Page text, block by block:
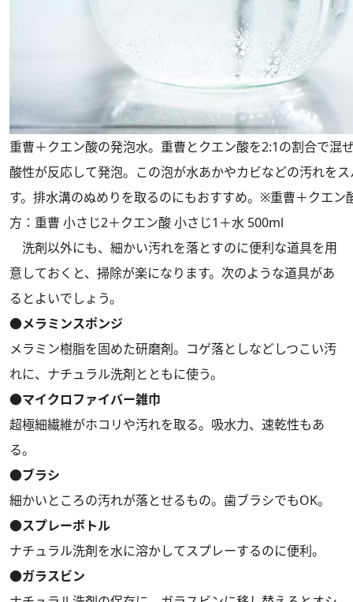
重曹＋クエン酸の発泡水。重曹とクエン酸を2:1の割合で混
酸性が反応して発泡。この泡が水あかやカビなどの汚れを
す。排水溝のぬめりを取るのにもおすすめ。※重曹＋クエン
方：重曹 小さじ2＋クエン酸 小さじ1＋水 500ml
洗剤以外にも、細かい汚れを落とすのに便利な道具を用
意しておくと、掃除が楽になります。次のような道具があ
るとよいでしょう。
●メラミンスポンジ
メラミン樹脂を固めた研磨剤。コゲ落としなどしつこい汚
れに、ナチュラル洗剤とともに使う。
●マイクロファイバー雑巾
超極細繊維がホコリや汚れを取る。吸水力、速乾性もあ
る。
●ブラシ
細かいところの汚れが落とせるもの。歯ブラシでもOK。
●スプレーボトル
ナチュラル洗剤を水に溶かしてスプレーするのに便利。
●ガラスビン